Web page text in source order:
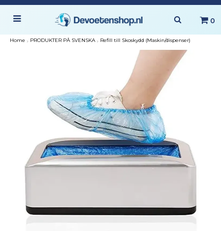
0
Home › PRODUKTER PÅ SVENSKA › Refill till Skoskydd (Maskin/dispenser)